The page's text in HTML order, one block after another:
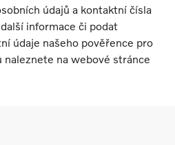
údajů a kontaktní čísla
informace či podat
údaje našeho pověřence pro
naleznete na webové stránce